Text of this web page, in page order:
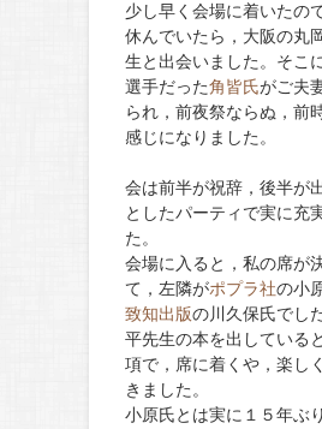
少し早く会場に着いたの
休んでいたら，大阪の丸
生と出会いました。そこ
選手だった角皆氏がご夫
られ，前夜祭ならぬ，前
感じになりました。
会は前半が祝辞，後半が
としたパーティで実に充
た。
会場に入ると，私の席が
て，左隣がポプラ社の小
致知出版の川久保氏でした
平先生の本を出している
項で，席に着くや，楽し
きました。
小原氏とは実に１５年ぶ